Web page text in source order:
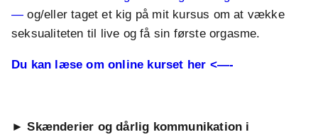
(højtfungerende spektrum) og tiltrækker naturligt par og
individuelle, hvor neurodiversitet er en del af billedet. Her
møder hun med erfaring, spejling og forståelse — ikke
Parterapi
fra mit hus. + online muligheder via zoom
Tlf. eller SMS: +4524795036
— og/eller taget et kig på mit kursus om at vække
seksualiteten til live og få sin første orgasme.
Du kan læse om online kurset her <—-
► Skænderier og dårlig kommunikation i